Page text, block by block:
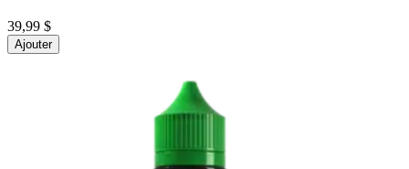
39,99 $
Ajouter